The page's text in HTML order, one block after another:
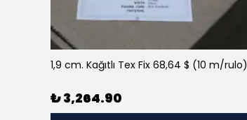
1,9 cm. Kağıtlı Tex Fix 68,64 $ (10 m/rulo)
₺ 3,264.90